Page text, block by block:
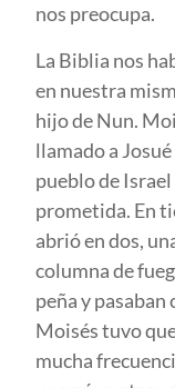
nos preocupa.
La Biblia nos
en nuestra
hijo de Nun.
llamado a
pueblo de
prometida. En
abrió en dos,
columna de
peña y
Moisés tuvo
mucha